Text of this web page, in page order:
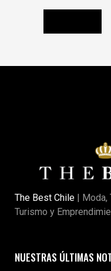
The Best Chile | Moda,
Turismo y
NUESTRAS ÚLTIMAS